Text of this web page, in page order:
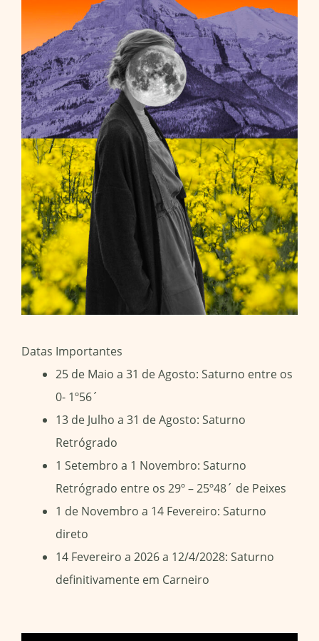
Datas Importantes
25 de Maio a 31 de Agosto: Saturno entre os
0- 1º56´
13 de Julho a 31 de Agosto: Saturno
Retrógrado
1 Setembro a 1 Novembro: Saturno
Retrógrado entre os 29º – 25º48´ de Peixes
1 de Novembro a 14 Fevereiro: Saturno
direto
14 Fevereiro a 2026 a 12/4/2028: Saturno
definitivamente em Carneiro